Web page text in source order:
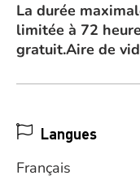
La durée
limitée à 72
gratuit.Aire de
Langues
Français